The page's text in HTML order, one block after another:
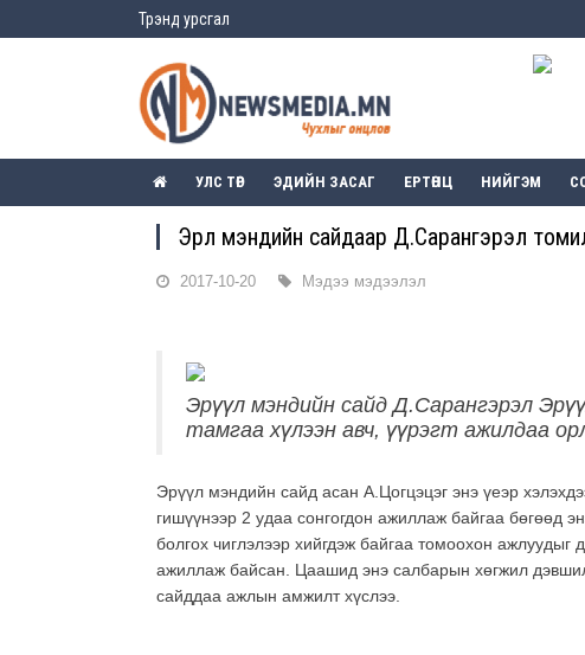
Трэнд урсгал
УЛС ТӨР ЭДИЙН ЗАСАГ ЕРТӨНЦ НИЙГЭМ
Эрүүл мэндийн сайдаар Д.Сарангэрэл
2017-10-20 Мэдээ мэдээлэл
Эрүүл мэндийн сайд Д.Сарангэрэл
тамгаа хүлээн авч, үүрэгт ажилдаа
Эрүүл мэндийн сайд асан А.Цогцэцэг энэ үеэр
гишүүнээр 2 удаа сонгогдон ажиллаж байгаа бөгөөд
болгох чиглэлээр хийгдэж байгаа томоохон
ажиллаж байсан. Цаашид энэ салбарын хөгжил
сайддаа ажлын амжилт хүслээ.